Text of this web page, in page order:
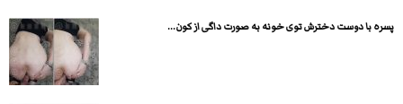
پسره با دوست دخترش توی خونه به صورت داگی از کون...